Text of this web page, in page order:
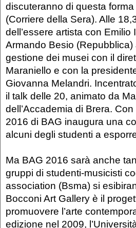
discuteranno di questa
(Corriere della Sera). Alle
dell’essere artista con
Armando Besio (Repubblica)
gestione dei musei con il
Maraniello e con la
Giovanna Melandri.
il talk delle 20, animato da
dell’Accademia di Brera.
2016 di BAG inaugura una
alcuni degli studenti a
Ma BAG 2016 sarà anche
gruppi di studenti-musicisti
association (Bsma) si
Bocconi Art Gallery è il
promuovere l’arte
edizione nel 2009,